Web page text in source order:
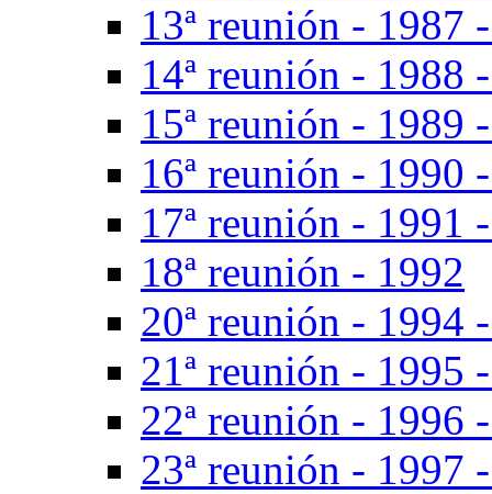
13ª reunión - 1987
14ª reunión - 1988
15ª reunión -
16ª reunión - 1990
17ª reunión - 1991
18ª reunión - 1992
20ª reunión - 1994
21ª reunión - 1995
22ª reunión - 1996
23ª reunión - 1997